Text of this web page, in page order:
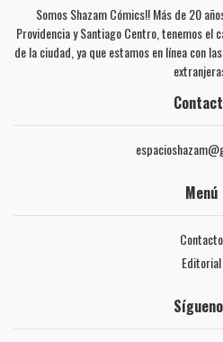
Somos Shazam Cómics!! Más de 20
Providencia y Santiago Centro, tenemos el
de la ciudad, ya que estamos en línea con
Menú
Contacto
Editorial